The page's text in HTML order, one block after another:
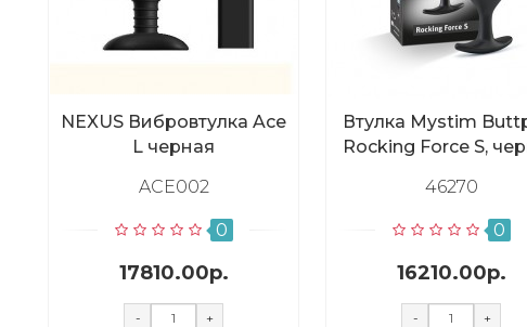
NEXUS Вибровтулка Ace
L черная
ACE002
0
17810.00р.
- +
Втулка Mystim
Rocking Force S,
приобретается
отдельно)
46270
0
16210.00р.
- +